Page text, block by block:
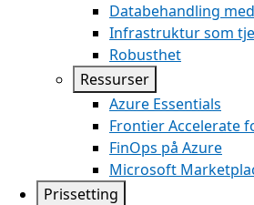
Databehandling
Infrastruktur som
Robusthet
Ressurser
Azure Essentials
Frontier Accelerate
FinOps på Azure
Microsoft
Prissetting